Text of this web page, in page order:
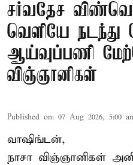
சர்வதேச
வெளியே நடந்து
ஆய்வுப்பணி
விஞ்ஞானிகள்
Published on: 07 Aug 2026, 5:00
வாஷிங்டன்,
நாசா விஞ்ஞானிகள்